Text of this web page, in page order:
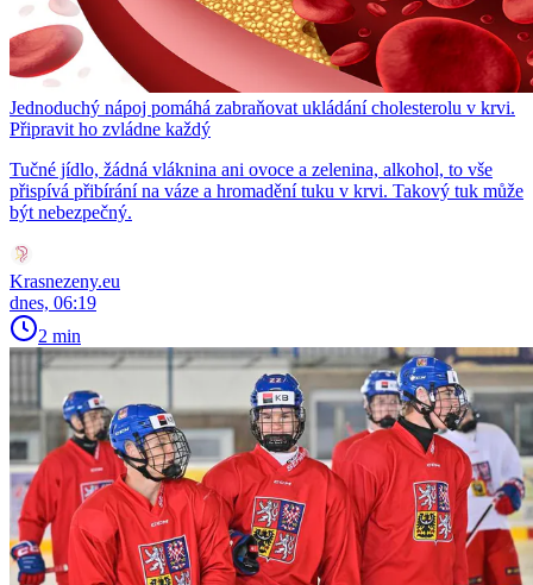
Jednoduchý nápoj pomáhá zabraňovat ukládání cholesterolu v krvi.
Připravit ho zvládne každý
Tučné jídlo, žádná vláknina ani ovoce a zelenina, alkohol, to vše
přispívá přibírání na váze a hromadění tuku v krvi. Takový tuk může
být nebezpečný.
Krasnezeny.eu
dnes, 06:19
2 min